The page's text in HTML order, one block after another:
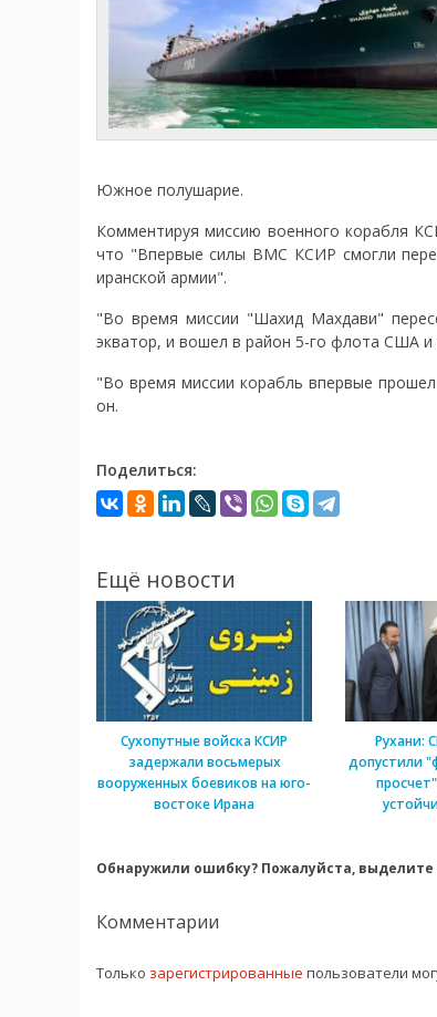
Южное полушарие.
Комментируя миссию военного корабля
что "Впервые силы ВМС КСИР смогли
иранской армии".
"Во время миссии "Шахид Махдави"
экватор, и вошел в район 5-го флота США
"Во время миссии корабль впервые
он.
Поделиться:
Ещё новости
Сухопутные войска КСИР
задержали восьмерых
вооруженных боевиков на юго-
востоке Ирана
Рухани:
допустили
Обнаружили ошибку? Пожалуйста,
Комментарии
Только зарегистрированные пользователи